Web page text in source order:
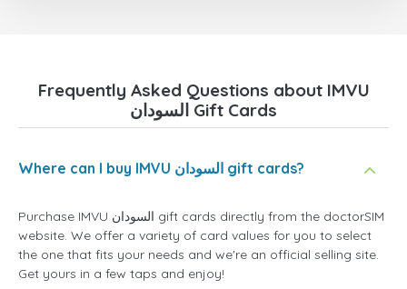
Frequently Asked Questions about IMVU
السودان Gift Cards
Where can I buy IMVU السودان gift cards?
Purchase IMVU السودان gift cards directly from the doctorSIM
website. We offer a variety of card values for you to select
the one that fits your needs and we're an official selling site.
Get yours in a few taps and enjoy!